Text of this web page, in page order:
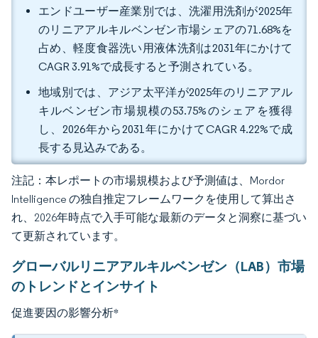
エンドユーザー産業別では、洗濯用洗剤が2025年
のリニアアルキルベンゼン市場シェアの71.68%を
占め、軽度食器洗い用液体洗剤は2031年にかけて
CAGR 3.91%で成長すると予測されている。
地域別では、アジア太平洋が2025年のリニアアル
キルベンゼン市場規模の53.75%のシェアを獲得
し、2026年から2031年にかけてCAGR 4.22%で成
長する見込みである。
注記：本レポートの市場規模および予測値は、Mordor
Intelligence の独自推定フレームワークを使用して算出さ
れ、2026年時点で入手可能な最新のデータと洞察に基づい
て更新されています。
グローバルリニアアルキルベンゼン（LAB）市場
のトレンドとインサイト
促進要因の影響分析*